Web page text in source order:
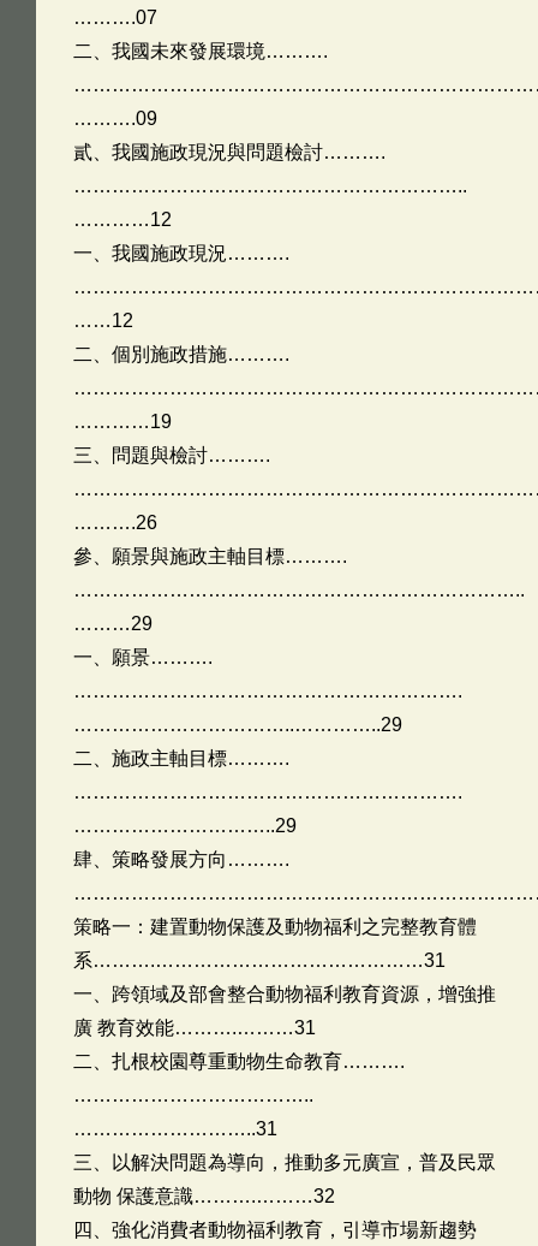
……….07
二、我國未來發展環境……….
……….09
貳、我國施政現況與問題檢討……….
……………………………………………………..
…………12
一、我國施政現況……….
……12
二、個別施政措施……….
…………19
三、問題與檢討……….
……….26
參、願景與施政主軸目標……….
……………………………………………………………..
………29
一、願景……….
…………………………………………………….
……………………………..…………..29
二、施政主軸目標……….
…………………………………………………….
…………………………..29
肆、策略發展方向……….
策略一：建置動物保護及動物福利之完整教育體
系……….……………………………………31
一、跨領域及部會整合動物福利教育資源，增強推
廣 教育效能……….………31
二、扎根校園尊重動物生命教育……….
………………………………..
………………………..31
三、以解決問題為導向，推動多元廣宣，普及民眾
動物 保護意識……….………32
四、強化消費者動物福利教育，引導市場新趨勢